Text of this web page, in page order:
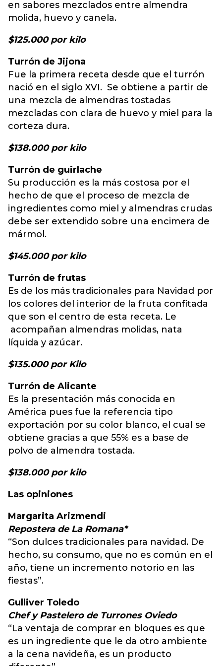
en sabores mezclados entre almendra
molida, huevo y canela.
$125.000 por kilo
Turrón de Jijona
Fue la primera receta desde que el turrón
nació en el siglo XVI. Se obtiene a partir de
una mezcla de almendras tostadas
mezcladas con clara de huevo y miel para la
corteza dura.
$138.000 por kilo
Turrón de guirlache
Su producción es la más costosa por el
hecho de que el proceso de mezcla de
ingredientes como miel y almendras crudas
debe ser extendido sobre una encimera de
mármol.
$145.000 por kilo
Turrón de frutas
Es de los más tradicionales para Navidad por
los colores del interior de la fruta confitada
que son el centro de esta receta. Le
acompañan almendras molidas, nata
líquida y azúcar.
$135.000 por Kilo
Turrón de Alicante
Es la presentación más conocida en
América pues fue la referencia tipo
exportación por su color blanco, el cual se
obtiene gracias a que 55% es a base de
polvo de almendra tostada.
$138.000 por kilo
Las opiniones
Margarita Arizmendi
Repostera de La Romana*
“Son dulces tradicionales para navidad. De
hecho, su consumo, que no es común en el
año, tiene un incremento notorio en las
fiestas”.
Gulliver Toledo
Chef y Pastelero de Turrones Oviedo
“La ventaja de comprar en bloques es que
es un ingrediente que le da otro ambiente
a la cena navideña, es un producto